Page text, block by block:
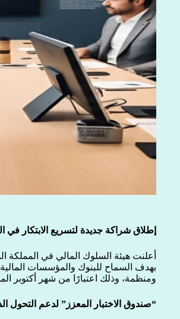
إطلاق شراكة جديدة لتسريع الابتكار في
أعلنت هيئة السلوك المالي في المملكة
بهدف السماح للبنوك والمؤسسات المالية
ومنظمة، وذلك اعتبارًا من شهر أكتوبر
“صندوق الاختبار المعزز” لدعم التحول